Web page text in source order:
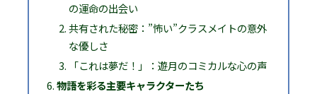
の運命の出会い
共有された秘密：”怖い”クラスメイトの意外
な優しさ
「これは夢だ！」：遊月のコミカルな心の声
物語を彩る主要キャラクターたち